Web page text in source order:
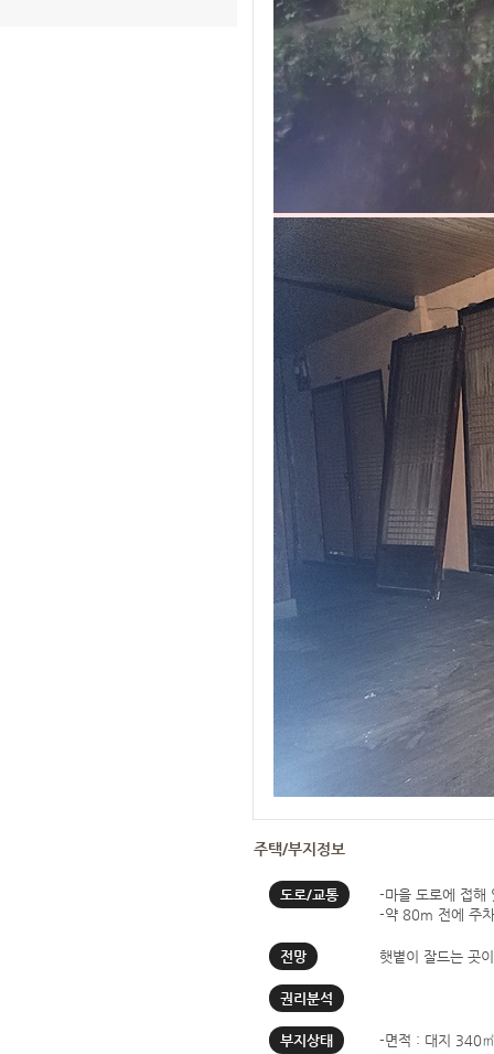
주택/부지정보
도로/교통
-마을 도로에 접해
-약 80m 전에 주
전망 햇볕이 잘드는 곳
권리분석
부지상태
-면적 : 대지 340